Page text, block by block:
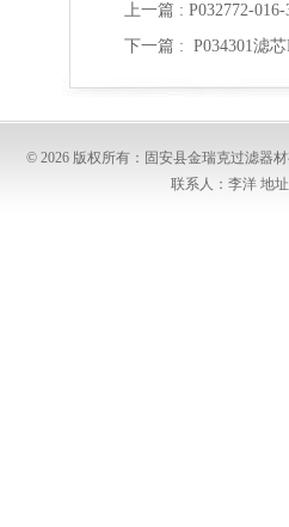
上一篇 : P032772-
下一篇 : P034301滤
© 2026 版权所有：固安县金瑞克过滤器
联系人：李洋 地